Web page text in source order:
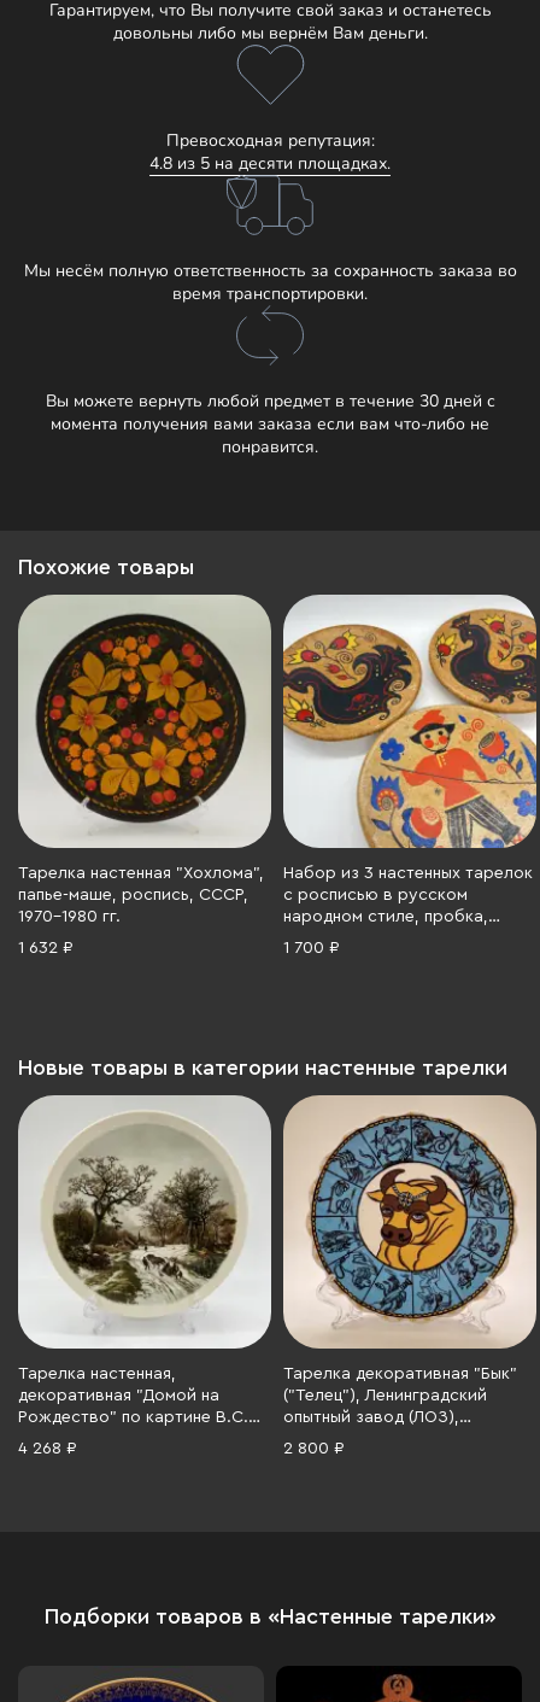
Гарантируем, что Вы получите свой заказ и останетесь
довольны либо мы вернём Вам деньги.
Превосходная репутация:
4.8 из 5 на десяти площадках.
Мы несём полную ответственность за сохранность заказа во
время транспортировки.
Вы можете вернуть любой предмет в течение 30 дней с
момента получения вами заказа если вам что-либо не
понравится.
Похожие товары
Тарелка настенная "Хохлома",
папье-маше, роспись, СССР,
1970-1980 гг.
1 632 ₽
Набор из 3 настенных тарелок
с росписью в русском
народном стиле, пробка,
крытье, Россия, 1990-2010 гг.
1 700 ₽
Новые товары в категории настенные тарелки
Тарелка настенная,
декоративная "Домой на
Рождество" по картине B.C.
Kokkoek, Royal Schwabap,
4 268 ₽
Тарелка декоративная "Бык"
("Телец"), Ленинградский
опытный завод (ЛОЗ),
фарфор, деколь, СССР, 1984-
2 800 ₽
Подборки товаров в «Настенные тарелки»